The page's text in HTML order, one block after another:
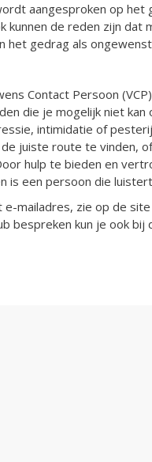
aangesproken op
kunnen de reden zijn
het gedrag als
Contact Persoon
die je mogelijk niet
intimidatie of
juiste route te vinden,
hulp te bieden en
is een persoon die
mailadres, zie op de
bespreken kun je ook